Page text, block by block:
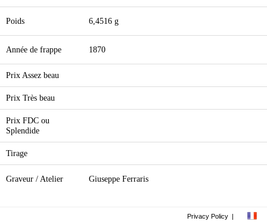
Poids 6,4516 g
Année de frappe 1870
Prix Assez beau
Prix Très beau
Prix FDC ou
Splendide
Tirage
Graveur / Atelier Giuseppe Ferraris
Privacy Policy |